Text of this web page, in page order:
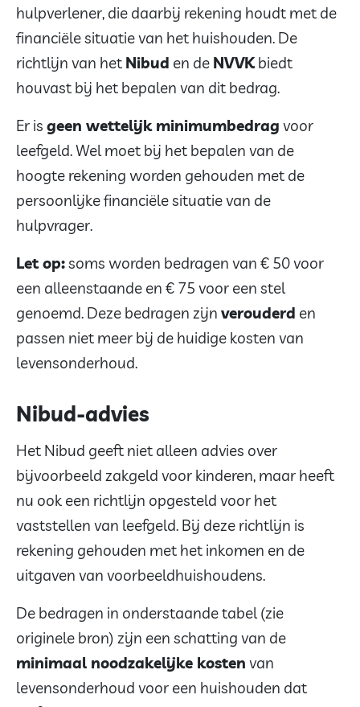
hulpverlener, die daarbij rekening houdt met de
financiële situatie van het huishouden. De
richtlijn van het Nibud en de NVVKbiedt
houvast bij het bepalen van dit bedrag.
Er is geen wettelijk minimumbedrag voor
leefgeld. Wel moet bij het bepalen van de
hoogte rekening worden gehouden met de
persoonlijke financiële situatie van de
hulpvrager.
Let op:soms worden bedragen van € 50 voor
een alleenstaande en € 75 voor een stel
genoemd. Deze bedragen zijn verouderd en
passen niet meer bij de huidige kosten van
levensonderhoud.
Nibud-advies
Het Nibud geeft niet alleen advies over
bijvoorbeeld zakgeld voor kinderen, maar heeft
nu ook een richtlijn opgesteld voor het
vaststellen van leefgeld. Bij deze richtlijn is
rekening gehouden met het inkomen en de
uitgaven van voorbeeldhuishoudens.
De bedragen in onderstaande tabel (zie
originele bron) zijn een schatting van de
minimaal noodzakelijke kosten van
levensonderhoud voor een huishouden dat